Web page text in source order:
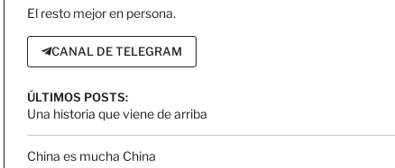
El resto mejor en persona.
CANAL DE TELEGRAM
ÚLTIMOS POSTS:
Una historia que viene de arriba
China es mucha China